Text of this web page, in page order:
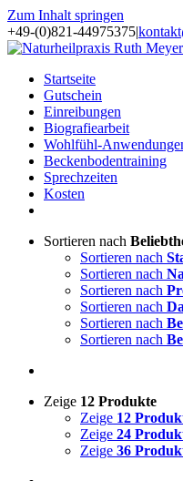
Zum Inhalt springen
+49-(0)821-44975375|
Startseite
Gutschein
Einreibungen
Biografiearbeit
Wohlfühl-
Beckenbodentraining
Sprechzeiten
Kosten
Sortieren nach
Sortieren nach
Sortieren nach
Sortieren nach
Sortieren nach
Sortieren nach
Sortieren nach
Zeige 12 Produkte
Zeige 12
Zeige 24
Zeige 36